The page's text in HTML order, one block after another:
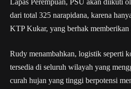
dari total 325 narapidana, karena
KTP Kukar, yang berhak memberikan
Rudy menambahkan, logistik seperti
tersedia di seluruh wilayah yang
curah hujan yang tinggi berpotensi